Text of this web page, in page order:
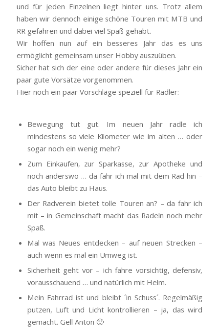
und für jeden Einzelnen liegt hinter uns. Trotz allem
haben wir dennoch einige schöne Touren mit MTB und
RR gefahren und dabei viel Spaß gehabt.
Wir hoffen nun auf ein besseres Jahr das es uns
ermöglicht gemeinsam unser Hobby auszuüben.
Sicher hat sich der eine oder andere für dieses Jahr ein
paar gute Vorsätze vorgenommen.
Hier noch ein paar Vorschläge speziell für Radler:
Bewegung tut gut. Im neuen Jahr radle ich
mindestens so viele Kilometer wie im alten … oder
sogar noch ein wenig mehr?
Zum Einkaufen, zur Sparkasse, zur Apotheke und
noch anderswo … da fahr ich mal mit dem Rad hin –
das Auto bleibt zu Haus.
Der Radverein bietet tolle Touren an? – da fahr ich
mit – in Gemeinschaft macht das Radeln noch mehr
Spaß.
Mal was Neues entdecken – auf neuen Strecken –
auch wenn es mal ein Umweg ist.
Sicherheit geht vor – ich fahre vorsichtig, defensiv,
vorausschauend … und natürlich mit Helm.
Mein Fahrrad ist und bleibt ´in Schuss´. Regelmäßig
putzen, Luft und Licht kontrollieren – ja, das wird
gemacht. Gell Anton 🙂